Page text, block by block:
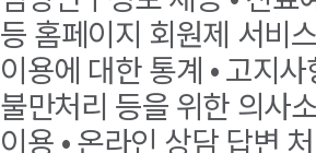
등 홈페이지 회원제 서비
이용에 대한 통계 • 고지
불만처리 등을 위한 의사
이용 • 온라인 상담 답변